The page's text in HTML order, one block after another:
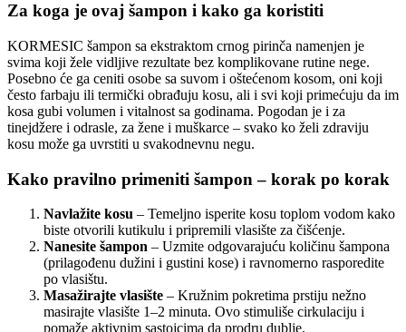
Za koga je ovaj šampon i kako ga koristiti
KORMESIC šampon sa ekstraktom crnog pirinča namenjen je
svima koji žele vidljive rezultate bez komplikovane rutine nege.
Posebno će ga ceniti osobe sa suvom i oštećenom kosom, oni koji
često farbaju ili termički obrađuju kosu, ali i svi koji primećuju da im
kosa gubi volumen i vitalnost sa godinama. Pogodan je i za
tinejdžere i odrasle, za žene i muškarce – svako ko želi zdraviju
kosu može ga uvrstiti u svakodnevnu negu.
Kako pravilno primeniti šampon – korak po korak
Navlažite kosu – Temeljno isperite kosu toplom vodom kako
biste otvorili kutikulu i pripremili vlasište za čišćenje.
Nanesite šampon – Uzmite odgovarajuću količinu šampona
(prilagođenu dužini i gustini kose) i ravnomerno rasporedite
po vlasištu.
Masažirajte vlasište – Kružnim pokretima prstiju nežno
masirajte vlasište 1–2 minuta. Ovo stimuliše cirkulaciju i
pomaže aktivnim sastojcima da prodru dublje.